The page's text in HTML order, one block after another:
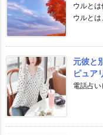
ウルと
ウルとは
元彼と
ピュア
電話占